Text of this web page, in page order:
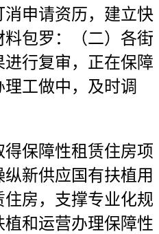
申请资历，建立快
包罗：（二）各街
行复审，正在保障
工做中，及时调
保障性租赁住房项
新供应国有扶植用
房，支撑专业化规
和运营办理保障性